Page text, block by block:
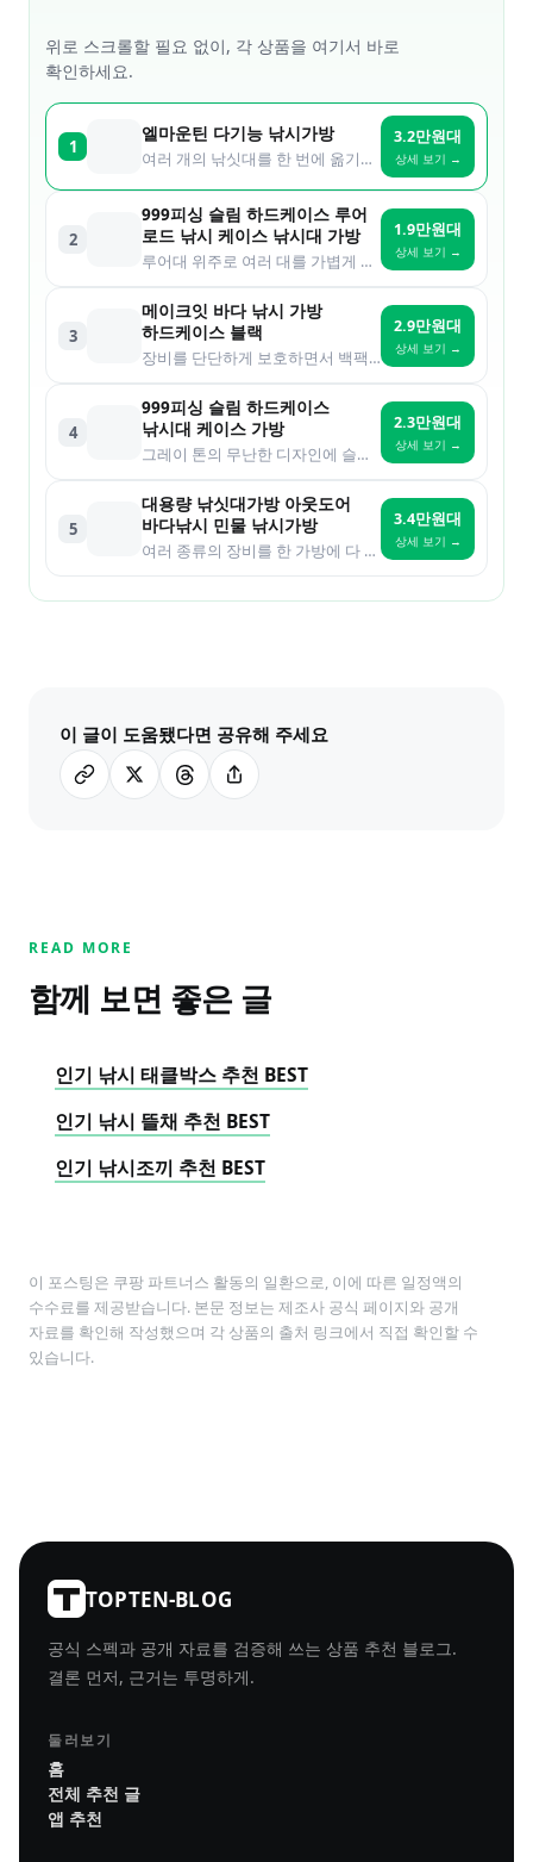
위로 스크롤할 필요 없이, 각 상품을 여기서 바로
확인하세요.
1
엘마운틴 다기능 낚시가방
여러 개의 낚싯대를 한 번에 옮기면서도 가성비를 중요하게 보는 분께
3.2만원대
상세 보기 →
2
999피싱 슬림 하드케이스 루어
로드 낚시 케이스 낚시대 가방
루어대 위주로 여러 대를 가볍게 나눠 담고 싶은 분께
1.9만원대
상세 보기 →
3
메이크잇 바다 낚시 가방
하드케이스 블랙
장비를 단단하게 보호하면서 백팩처럼 메고 다니고 싶은 분께
2.9만원대
상세 보기 →
4
999피싱 슬림 하드케이스
낚시대 케이스 가방
그레이 톤의 무난한 디자인에 슬림한 사이즈를 원하는 분께
2.3만원대
상세 보기 →
5
대용량 낚싯대가방 아웃도어
바다낚시 민물 낚시가방
여러 종류의 장비를 한 가방에 다 넣고 싶은 분께
3.4만원대
상세 보기 →
이 글이 도움됐다면 공유해 주세요
READ MORE
함께 보면 좋은 글
인기 낚시 태클박스 추천 BEST
인기 낚시 뜰채 추천 BEST
인기 낚시조끼 추천 BEST
이 포스팅은 쿠팡 파트너스 활동의 일환으로, 이에 따른 일정액의
수수료를 제공받습니다. 본문 정보는 제조사 공식 페이지와 공개
자료를 확인해 작성했으며 각 상품의 출처 링크에서 직접 확인할 수
있습니다.
TOPTEN-BLOG
공식 스펙과 공개 자료를 검증해 쓰는 상품 추천 블로그.
결론 먼저, 근거는 투명하게.
둘러보기
홈
전체 추천 글
앱 추천